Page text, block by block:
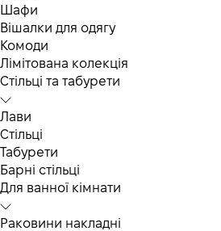
Шафи
Вішалки для одягу
Комоди
Лімітована колекція
Стільці та табурети
Лави
Стільці
Табурети
Барні стільці
Для ванної кімнати
Раковини накладні